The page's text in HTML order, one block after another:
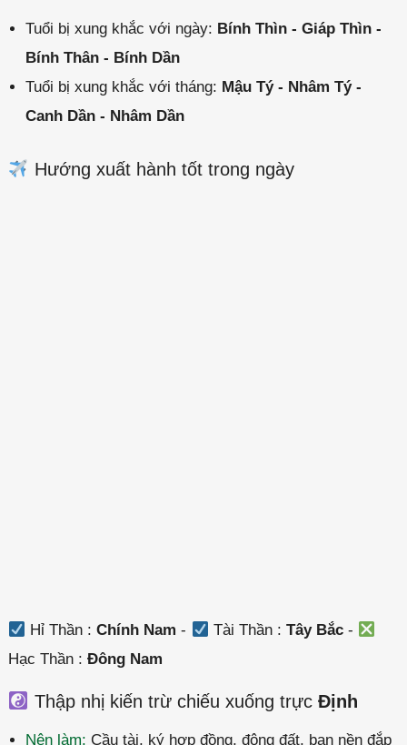
Tuổi bị xung khắc với ngày: Bính Thìn - Giáp Thìn -
Bính Thân - Bính Dần
Tuổi bị xung khắc với tháng: Mậu Tý - Nhâm Tý -
Canh Dần - Nhâm Dần
Hướng xuất hành tốt trong ngày
Hỉ Thần :Chính Nam - Tài Thần : Tây Bắc-
Hạc Thần : Đông Nam
Thập nhị kiến trừ chiếu xuống trực Định
Nên làm: Cầu tài, ký hợp đồng, động đất, ban nền đắp